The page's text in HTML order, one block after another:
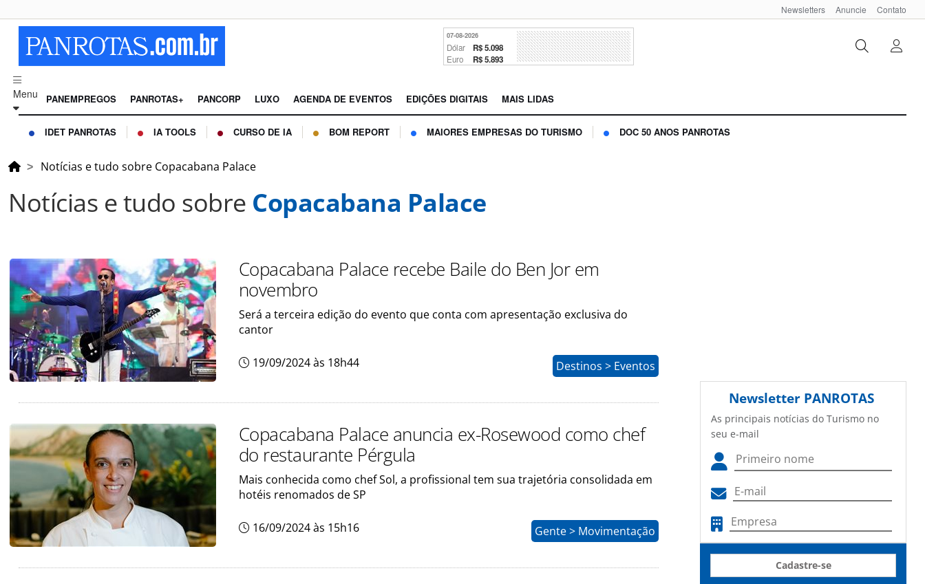
Newsletters Anuncie Contato
07-08-2026
Dólar R$ 5.098
Euro R$ 5.893
Menu PANEMPREGOS PANROTAS+ PANCORP LUXO AGENDA DE EVENTOS EDIÇÕES DIGITAIS MAIS LIDAS
IDET PANROTAS IA TOOLS CURSO DE IA BOM REPORT MAIORES EMPRESAS DO TURISMO DOC 50 ANOS PANROTAS
Notícias e tudo sobre Copacabana Palace
Notícias e tudo sobre Copacabana Palace
Copacabana Palace recebe Baile do Ben Jor em
novembro
Será a terceira edição do evento que conta com apresentação exclusiva do
cantor
19/09/2024 às 18h44 Destinos > Eventos
Copacabana Palace anuncia ex-Rosewood como chef
do restaurante Pérgula
Mais conhecida como chef Sol, a profissional tem sua trajetória consolidada em
hotéis renomados de SP
16/09/2024 às 15h16 Gente > Movimentação
Newsletter PANROTAS
As principais notícias do Turismo no
seu e-mail
Cadastre-se